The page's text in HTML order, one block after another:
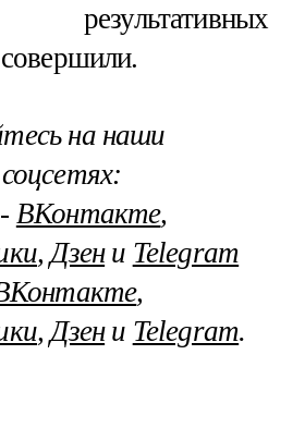
результативных
на наши
ВКонтакте,
, Дзени Telegram
,
, Дзени Telegram.